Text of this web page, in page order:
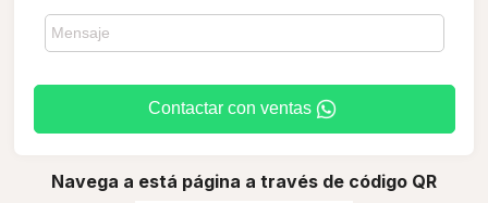
Contactar con ventas
Navega a está página a través de código QR